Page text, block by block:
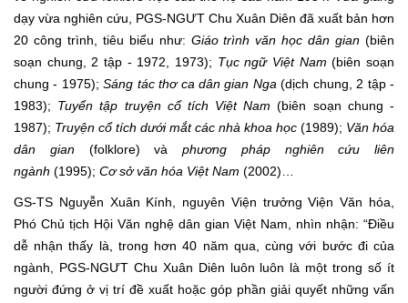
dạy vừa nghiên cứu, PGS-NGƯT Chu Xuân Diên đã xuất bản hơn
20 công trình, tiêu biểu như: Giáo trình văn học dân gian (biên
soạn chung, 2 tập - 1972, 1973); Tục ngữ Việt Nam (biên soạn
chung - 1975);Sáng tác thơ ca dân gian Nga (dịch chung, 2 tập -
1983); Tuyển tập truyện cổ tích Việt Nam (biên soạn chung -
1987); Truyện cổ tích dưới mắt các nhà khoa học (1989); Văn hóa
dân gian(folklore) và phương pháp nghiên cứu liên
ngành (1995); Cơ sở văn hóa Việt Nam (2002)…
GS-TS Nguyễn Xuân Kính, nguyên Viện trưởng Viện Văn hóa,
Phó Chủ tịch Hội Văn nghệ dân gian Việt Nam, nhìn nhận: “Điều
dễ nhận thấy là, trong hơn 40 năm qua, cùng với bước đi của
ngành, PGS-NGƯT Chu Xuân Diên luôn luôn là một trong số ít
người đứng ở vị trí đề xuất hoặc góp phần giải quyết những vấn